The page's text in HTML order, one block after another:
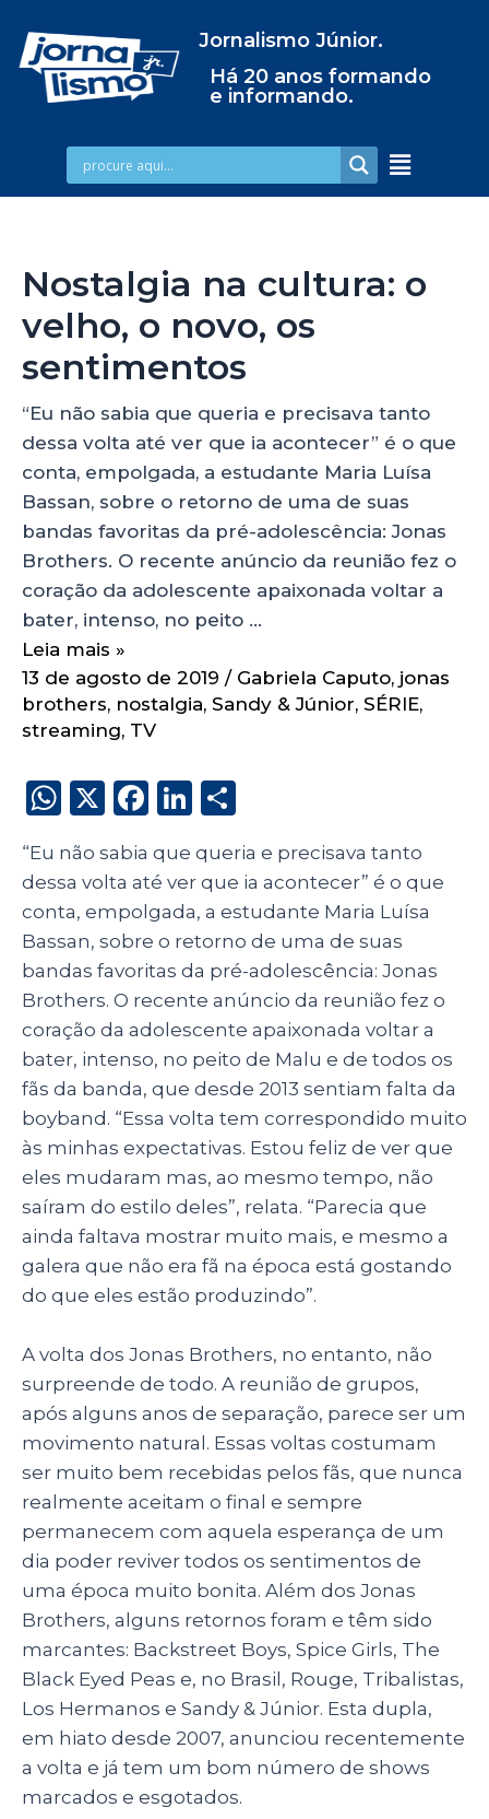
Jornalismo Júnior.
Há 20 anos formando
e informando.
Nostalgia na cultura: o
velho, o novo, os
sentimentos
“Eu não sabia que queria e precisava tanto
dessa volta até ver que ia acontecer” é o que
conta, empolgada, a estudante Maria Luísa
Bassan, sobre o retorno de uma de suas
bandas favoritas da pré-adolescência: Jonas
Brothers. O recente anúncio da reunião fez o
coração da adolescente apaixonada voltar a
bater, intenso, no peito …
Leia mais »
13 de agosto de 2019 / Gabriela Caputo, jonas
brothers, nostalgia, Sandy & Júnior, SÉRIE,
streaming, TV
W
a
ts
A
p
p
X
F
c
e
b
o
o
k
Li
k
e
dI
n
a
re
“Eu não sabia que queria e precisava tanto
dessa volta até ver que ia acontecer” é o que
conta, empolgada, a estudante Maria Luísa
Bassan, sobre o retorno de uma de suas
bandas favoritas da pré-adolescência: Jonas
Brothers. O recente anúncio da reunião fez o
coração da adolescente apaixonada voltar a
bater, intenso, no peito de Malu e de todos os
fãs da banda, que desde 2013 sentiam falta da
boyband. “Essa volta tem correspondido muito
às minhas expectativas. Estou feliz de ver que
eles mudaram mas, ao mesmo tempo, não
saíram do estilo deles”, relata. “Parecia que
ainda faltava mostrar muito mais, e mesmo a
galera que não era fã na época está gostando
do que eles estão produzindo”.
A volta dos Jonas Brothers, no entanto, não
surpreende de todo. A reunião de grupos,
após alguns anos de separação, parece ser um
movimento natural. Essas voltas costumam
ser muito bem recebidas pelos fãs, que nunca
realmente aceitam o final e sempre
permanecem com aquela esperança de um
dia poder reviver todos os sentimentos de
uma época muito bonita. Além dos Jonas
Brothers, alguns retornos foram e têm sido
marcantes: Backstreet Boys, Spice Girls, The
Black Eyed Peas e, no Brasil, Rouge, Tribalistas,
Los Hermanos e Sandy & Júnior. Esta dupla,
em hiato desde 2007, anunciou recentemente
a volta e já tem um bom número de shows
marcados e esgotados.